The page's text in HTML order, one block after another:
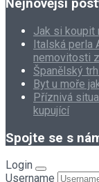
Nejnovější
Jak si koupit
Italská perla
nemovitosti
Španělský
Byt u moře
Příznivá
kupující
Spojte se s
Login
Username